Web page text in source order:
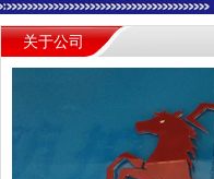
关于公司